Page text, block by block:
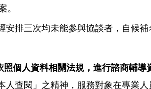
。
安排三次均未能參與協談者，自候補
照個人資料相關法規，進行諮商輔導
人查閱」之精神，服務對象在專業人